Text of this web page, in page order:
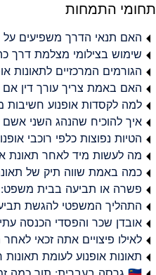
תחומי התמחות
האם תנאי הדרך משפיעים על
שימוש בצילומי מצלמת דרך
הגורמים המרכזיים לתאונות
האם באמת צריך עורך דין אם
למה לקסדות אופנוע חשיבות
איך להוכיח שהנהג השני אשם
הטיות נפוצות כלפי רוכבי
מה לעשות מיד לאחר תאונת
כמה באמת שווה תיק של
פשרה או תביעה בבית משפט:
התהליך המשפטי להגשת
אובדן שכר והפסדי הכנסה
לאילו פיצויים אתה זכאי
תאונות אופנוע לעומת